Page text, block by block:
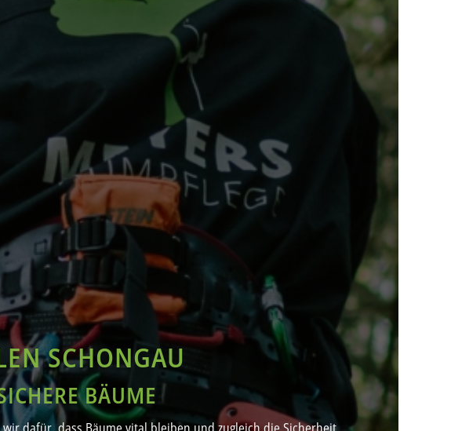
SCHONGAU
BÄUME
dafür, dass Bäume vital bleiben und zugleich die Sicherheit